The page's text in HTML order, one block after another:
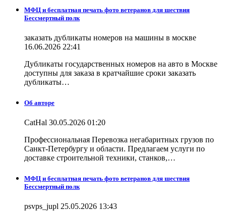
МФЦ и бесплатная печать фото ветеранов для шествия
Бессмертный полк
заказать дубликаты номеров на машины в москве
16.06.2026 22:41
Дубликаты государственных номеров на авто в Москве
доступны для заказа в кратчайшие сроки заказать
дубликаты…
Об авторе
CatHal 30.05.2026 01:20
Профессиональная Перевозка негабаритных грузов по
Санкт-Петербургу и области. Предлагаем услуги по
доставке строительной техники, станков,…
МФЦ и бесплатная печать фото ветеранов для шествия
Бессмертный полк
psvps_jupl 25.05.2026 13:43